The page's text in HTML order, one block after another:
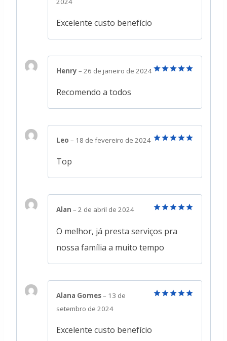
Excelente custo benefício
Henry – 26 de janeiro de 2024
Recomendo a todos
Leo – 18 de fevereiro de 2024
Top
Alan – 2 de abril de 2024
O melhor, já presta serviços pra
nossa família a muito tempo
Alana Gomes– 13 de
setembro de 2024
Excelente custo benefício